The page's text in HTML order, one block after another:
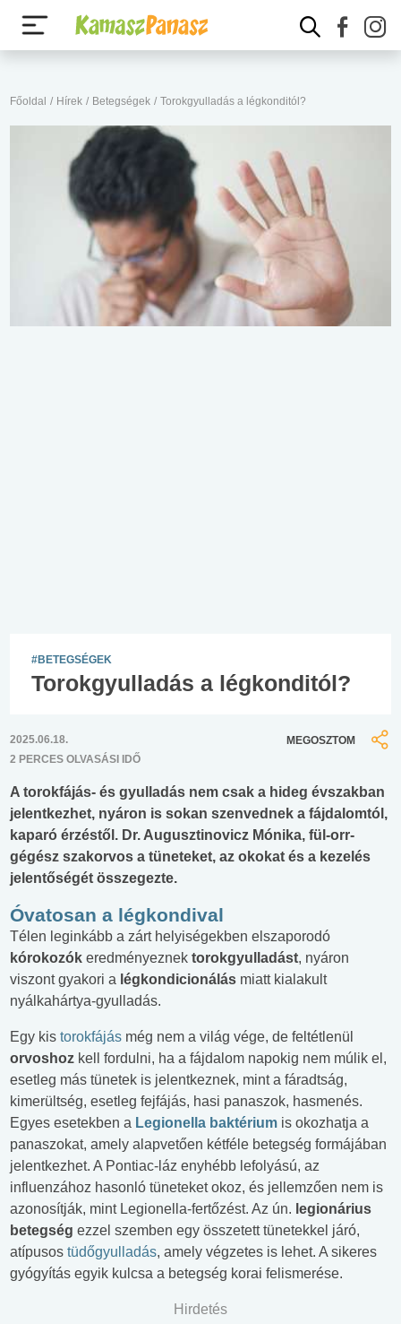
Főoldal / Hírek / Betegségek / Torokgyulladás a légkonditól?
#BETEGSÉGEK
Torokgyulladás a légkonditól?
2025.06.18.
2 PERCES OLVASÁSI IDŐ
MEGOSZTOM
A torokfájás- és gyulladás nem csak a hideg évszakban
jelentkezhet, nyáron is sokan szenvednek a fájdalomtól,
kaparó érzéstől. Dr. Augusztinovicz Mónika, fül-orr-
gégész szakorvos a tüneteket, az okokat és a kezelés
jelentőségét összegezte.
Óvatosan a légkondival
Télen leginkább a zárt helyiségekben elszaporodó
kórokozók eredményeznek torokgyulladást, nyáron
viszont gyakori a légkondicionálás miatt kialakult
nyálkahártya-gyulladás.
Egy kis torokfájás még nem a világ vége, de feltétlenül
orvoshoz kell fordulni, ha a fájdalom napokig nem múlik el,
esetleg más tünetek is jelentkeznek, mint a fáradtság,
kimerültség, esetleg fejfájás, hasi panaszok, hasmenés.
Egyes esetekben a Legionella baktérium is okozhatja a
panaszokat, amely alapvetően kétféle betegség formájában
jelentkezhet. A Pontiac-láz enyhébb lefolyású, az
influenzához hasonló tüneteket okoz, és jellemzően nem is
azonosítják, mint Legionella-fertőzést. Az ún. legionárius
betegség ezzel szemben egy összetett tünetekkel járó,
atípusos tüdőgyulladás, amely végzetes is lehet. A sikeres
gyógyítás egyik kulcsa a betegség korai felismerése.
Hirdetés